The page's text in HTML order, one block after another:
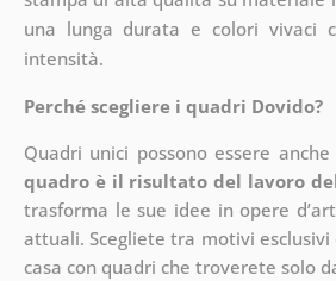
una lunga durata e colori vivaci
intensità.
Perché scegliere i quadri Dovido?
Quadri unici possono essere
quadro è il risultato del lavoro
trasforma le sue idee in opere
attuali. Scegliete tra motivi
casa con quadri che troverete solo